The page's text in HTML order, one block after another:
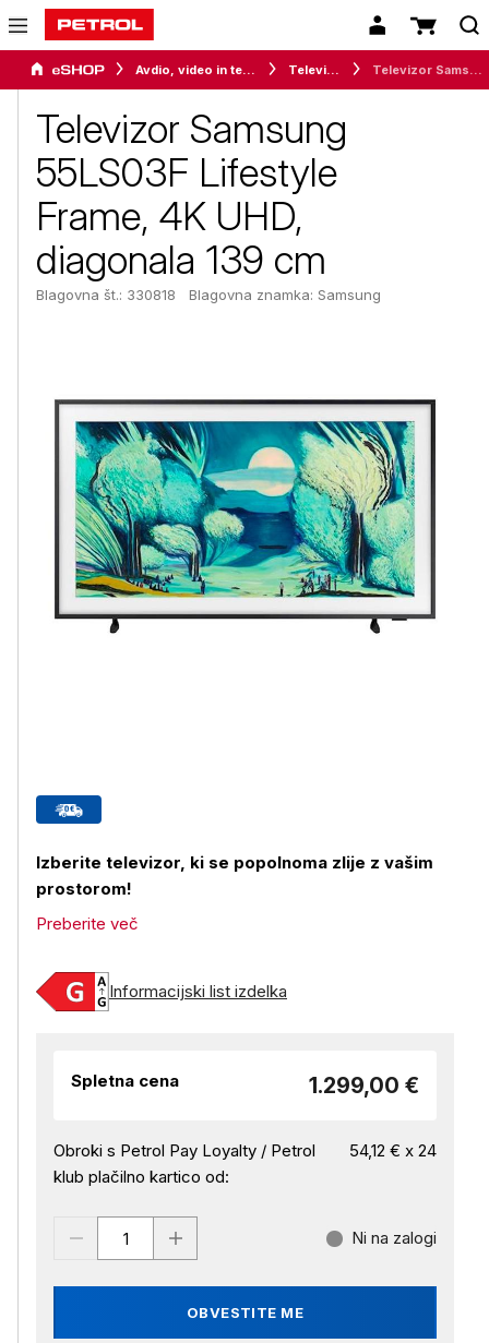
Avdio, video in telefonija Televizorji
Televizor Samsung
55LS03F Lifestyle
Frame, 4K UHD,
diagonala 139 cm
Blagovna št.: 330818 Blagovna znamka: Samsung
Izberite televizor, ki se popolnoma zlije z vašim
prostorom!
Preberite več
Informacijski list izdelka
Spletna cena 1.299,00 €
Obroki s Petrol Pay Loyalty / Petrol
klub plačilno kartico od:
54,12 € x 24
OBVESTITE ME
Ni na zalogi